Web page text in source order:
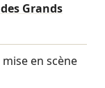
Grands
mise en scène